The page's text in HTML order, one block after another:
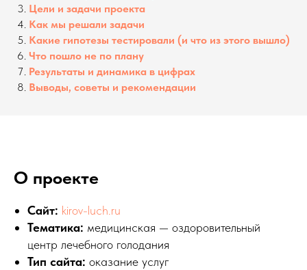
Цели и задачи проекта
Как мы решали задачи
Какие гипотезы тестировали (и что из этого вышло)
Что пошло не по плану
Результаты и динамика в цифрах
Выводы, советы и рекомендации
О проекте
Сайт: kirov-luch.ru
Тематика: медицинская — оздоровительный
центр лечебного голодания
Тип сайта: оказание услуг